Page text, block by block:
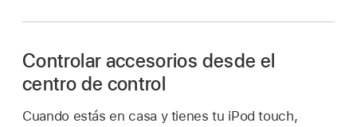
Controlar accesorios desde el
centro de control
Cuando estás en casa y tienes tu iPod touch,